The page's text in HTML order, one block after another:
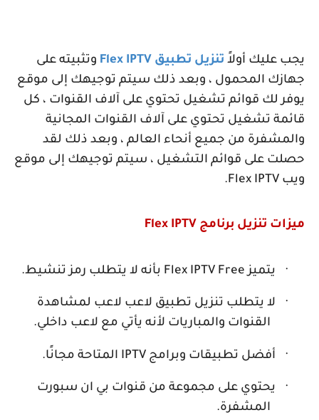
يجب عليك أولاً تنزيل تطبيق Flex IPTV وتثبيته على
جهازك المحمول ، وبعد ذلك سيتم توجيهك إلى موقع
يوفر لك قوائم تشغيل تحتوي على آلاف القنوات ، كل
قائمة تشغيل تحتوي على آلاف القنوات المجانية
والمشفرة من جميع أنحاء العالم ، وبعد ذلك لقد
حصلت على قوائم التشغيل ، سيتم توجيهك إلى موقع
ويب Flex IPTV
.
ميزات تنزيل برنامج Flex IPTV
· يتميزFlex IPTV Free بأنه لا يتطلب رمز تنشيط.
·
لا يتطلب تنزيل تطبيق لاعب لاعب لمشاهدة
القنوات والمباريات لأنه يأتي مع لاعب داخلي.
· أفضل تطبيقات وبرامج IPTV المتاحة مجانًا.
·
يحتوي على مجموعة من قنوات بي ان سبورت
المشفرة.